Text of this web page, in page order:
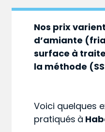
Nos prix
d’amiante
surface à
la méthode
Voici quelques
pratiqués à